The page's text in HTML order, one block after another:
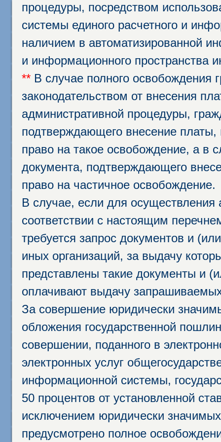
процедуры, посредством
системы единого расчетного и
наличием в автоматизированной
и информационного пространства
** В случае полного освобождения
законодательством от внесения
административной процедуры,
подтверждающего внесение
право на такое освобождение, а в
документа, подтверждающего
право на частичное освобождение.
В случае, если для осуществления
соответствии с настоящим
требуется запрос документов и
иных организаций, за выдачу
представлены такие документы и
оплачивают выдачу
За совершение юридически
обложения государственной
совершении, поданного в
электронных услуг
информационной системы,
50 процентов от установленной
исключением юридически
предусмотрено полное